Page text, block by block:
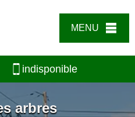
MENU
indisponible
arbres